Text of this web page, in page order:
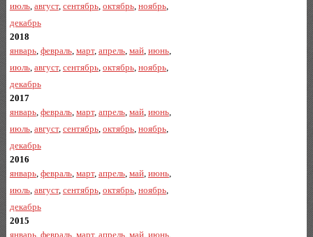
июль, август, сентябрь, октябрь, ноябрь,
декабрь
2018
январь, февраль, март, апрель, май, июнь,
июль, август, сентябрь, октябрь, ноябрь,
декабрь
2017
январь, февраль, март, апрель, май, июнь,
июль, август, сентябрь, октябрь, ноябрь,
декабрь
2016
январь, февраль, март, апрель, май, июнь,
июль, август, сентябрь, октябрь, ноябрь,
декабрь
2015
январь, февраль, март, апрель, май, июнь,